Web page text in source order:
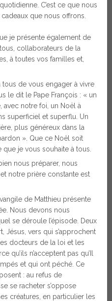
C’est ce que nous
que nous offrons.
je présente également de
collaborateurs de la
à toutes vos familles et,
de vous engager à vivre
le dit le Pape François : « un
avec notre foi, un Noël à
superficiel et superflu. Un
plus généreux dans la
». Que ce Noël soit
que je vous souhaite à tous.
nous préparer, nous
notre prière constante est
de Matthieu présente
Nous devons nous
se déroule l’épisode. Deux
Jésus, vers qui s’approchent
docteurs de la loi et les
qu’ils n’acceptent pas qu’Il
et qui ont péché. Ce
: au refus de
se racheter s’oppose
créatures, en particulier les